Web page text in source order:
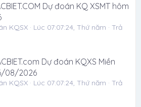
Dự đoán KQ XSMT hôm
KQSX Lúc 07:07:24, Thứ năm
Trả
Dự đoán KQXS Miền
08/2026
KQSX Lúc 07:07:24, Thứ năm
Trả